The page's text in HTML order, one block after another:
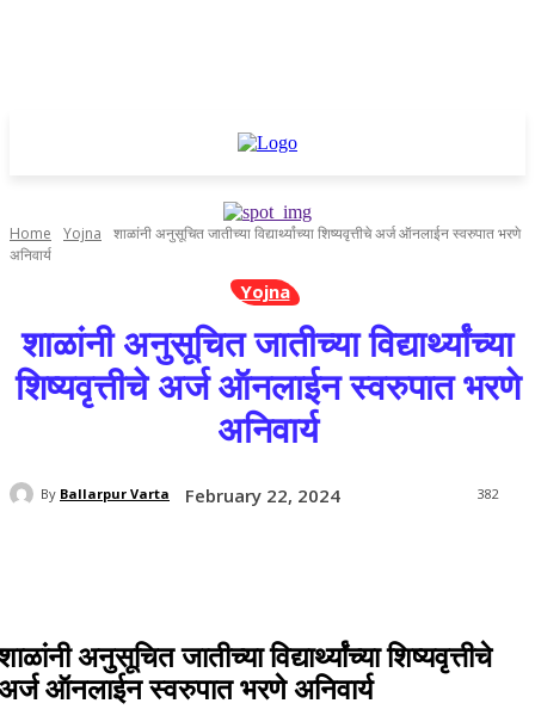
Home Yojna
शाळांनी अनुसूचित जातीच्या विद्यार्थ्यांच्या शिष्यवृत्तीचे अर्ज ऑनलाईन स्वरुपात भरणे
अनिवार्य
Yojna
शाळांनी अनुसूचित जातीच्या विद्यार्थ्यांच्या
शिष्यवृत्तीचे अर्ज ऑनलाईन स्वरुपात भरणे
अनिवार्य
By Ballarpur Varta February 22, 2024 382
अनुसूचित जातीच्या विद्यार्थ्यांच्या शिष्यवृत्तीचे
ऑनलाईन स्वरुपात भरणे अनिवार्य